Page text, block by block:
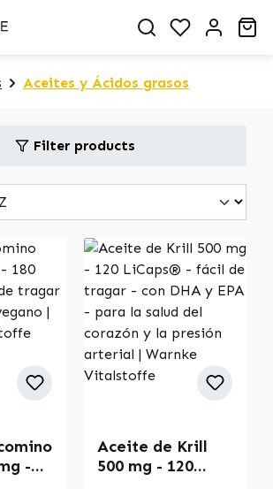
You have 0
Aceites y Ácidos grasos
Filter products
-
Aceite de Krill
500 mg - 120